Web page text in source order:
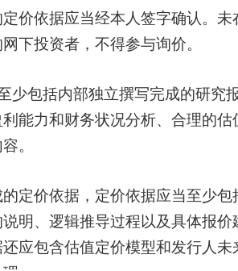
价依据应当经本人签字确认。未
下投资者，不得参与询价。
包括内部独立撰写完成的研究
能力和财务状况分析、合理的估
。
价依据，定价依据应当至少包
明、逻辑推导过程以及具体报价
应包含估值定价模型和发行人未